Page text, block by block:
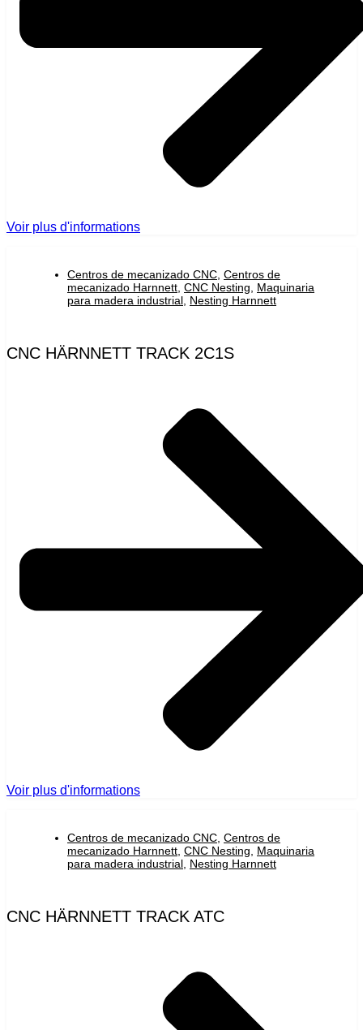
Voir plus d'informations
Centros de mecanizado CNC, Centros de
mecanizado Harnnett, CNC Nesting, Maquinaria
para madera industrial, Nesting Harnnett
CNC HÄRNNETT TRACK 2C1S
Voir plus d'informations
Centros de mecanizado CNC Centros de
mecanizado Harnnett CNC Nesting
Maquinaria
para madera industrial Nesting Harnnett
CNC HÄRNNETT TRACK ATC